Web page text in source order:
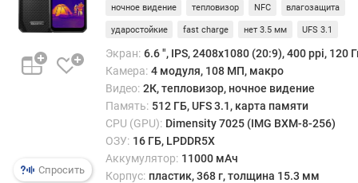
)
р
о
р
Спросить
ночное видение тепловизор NFC влагозащита
ударостойкие fast charge нет 3.5 мм UFS 3.1
Экран: 6.6 ", IPS, 2408х1080 (20:9), 400 ppi, 120
Камера: 4 модуля, 108 МП, макро
Видео: 2К, тепловизор, ночное видение
Память: 512 ГБ, UFS 3.1, карта памяти
CPU (GPU): Dimensity 7025 (IMG BXM-8-256)
ОЗУ: 16 ГБ, LPDDR5X
Аккумулятор: 11000 мАч
Корпус: пластик, 368 г, толщина 15.3 мм